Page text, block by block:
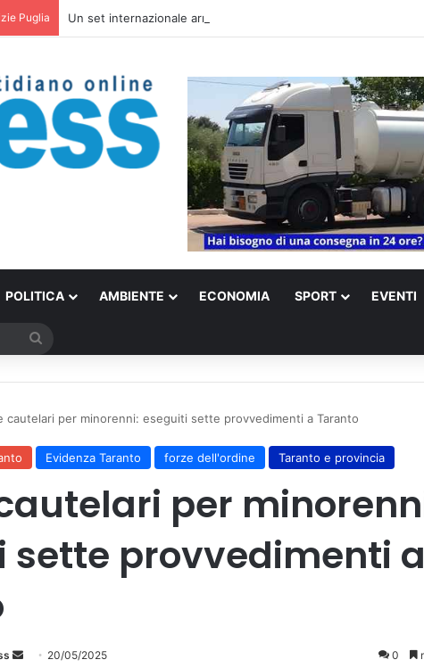
Puglia Un set internazionale arriva sulla costa di Mattinata: scattano i
POLITICA AMBIENTE ECONOMIA SPORT EVENTI
cautelari per minorenni: eseguiti sette provvedimenti a Taranto
Evidenza Taranto forze dell'ordine Taranto e provincia
per
sette provvedimenti a
Invia 20/05/2025 0